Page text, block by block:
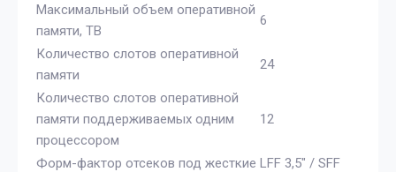
Максимальный объем оперативной
памяти, TB
6
Количество слотов оперативной
памяти
24
Количество слотов оперативной
памяти поддерживаемых одним
процессором
12
Форм-фактор отсеков под жесткие LFF 3,5" / SFF